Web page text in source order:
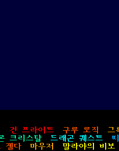
건 프라이트 구루 로직 그
크리스탈 드래곤 퀘스트
젤다 마우저 말라야의 비보